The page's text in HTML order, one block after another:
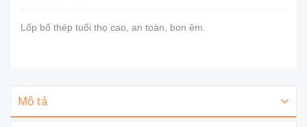
Lốp bố thép tuổi thọ cao, an toàn, bon êm.
Mô tả